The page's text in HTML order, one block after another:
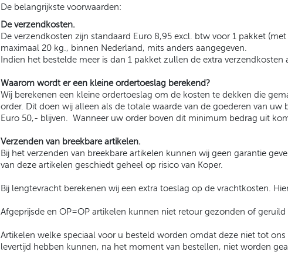
De belangrijkste voorwaarden:
De verzendkosten.
De verzendkosten zijn standaard Euro 8,95 excl. btw voor 1 pakket
maximaal 20 kg., binnen Nederland, mits anders aangegeven.
Indien het bestelde meer is dan 1 pakket zullen de extra
Waarom wordt er een kleine ordertoeslag berekend?
Wij berekenen een kleine ordertoeslag om de kosten te dekken die
order. Dit doen wij alleen als de totale waarde van de goederen van
Euro 50,- blijven. Wanneer uw order boven dit minimum bedrag uit
Verzenden van breekbare artikelen.
Bij het verzenden van breekbare artikelen kunnen wij geen garantie
van deze artikelen geschiedt geheel op risico van Koper.
Bij lengtevracht berekenen wij een extra toeslag op de vrachtkosten.
Afgeprijsde en OP=OP artikelen kunnen niet retour gezonden of
Artikelen welke speciaal voor u besteld worden omdat deze niet tot
levertijd hebben kunnen, na het moment van bestellen, niet worden